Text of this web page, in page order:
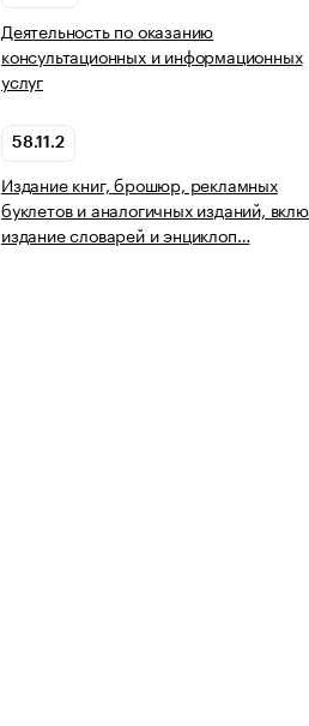
Деятельность по оказанию
консультационных и информационных
услуг
58.11.2
Издание книг, брошюр, рекламных
буклетов и аналогичных изданий,
издание словарей и энциклоп…